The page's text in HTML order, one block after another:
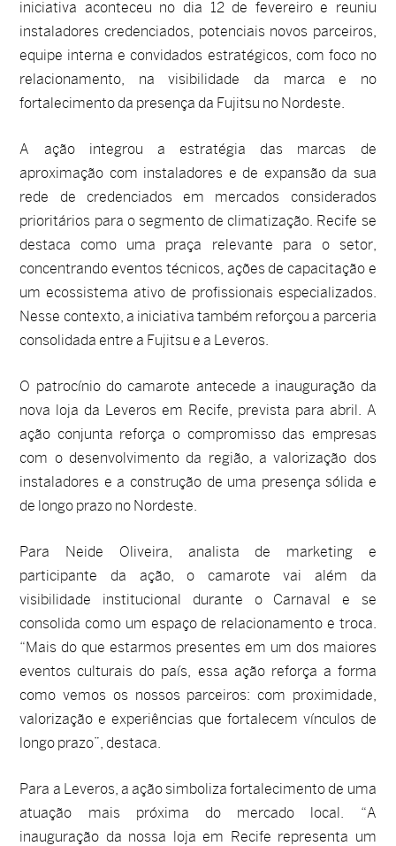
iniciativa aconteceu no dia 12 de fevereiro e reuniu
instaladores credenciados, potenciais novos parceiros,
equipe interna e convidados estratégicos, com foco no
relacionamento, na visibilidade da marca e no
fortalecimento da presença da Fujitsu no Nordeste.
A ação integrou a estratégia das marcas de
aproximação com instaladores e de expansão da sua
rede de credenciados em mercados considerados
prioritários para o segmento de climatização. Recife se
destaca como uma praça relevante para o setor,
concentrando eventos técnicos, ações de capacitação e
um ecossistema ativo de profissionais especializados.
Nesse contexto, a iniciativa também reforçou a parceria
consolidada entre a Fujitsu e a Leveros.
O patrocínio do camarote antecede a inauguração da
nova loja da Leveros em Recife, prevista para abril. A
ação conjunta reforça o compromisso das empresas
com o desenvolvimento da região, a valorização dos
instaladores e a construção de uma presença sólida e
de longo prazo no Nordeste.
Para Neide Oliveira, analista de marketing e
participante da ação, o camarote vai além da
visibilidade institucional durante o Carnaval e se
consolida como um espaço de relacionamento e troca.
“Mais do que estarmos presentes em um dos maiores
eventos culturais do país, essa ação reforça a forma
como vemos os nossos parceiros: com proximidade,
valorização e experiências que fortalecem vínculos de
longo prazo”, destaca.
Para a Leveros, a ação simboliza fortalecimento de uma
atuação mais próxima do mercado local. “A
inauguração da nossa loja em Recife representa um